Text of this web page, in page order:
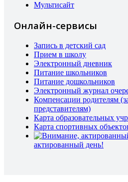
Мультисайт
Онлайн-сервисы
Запись в детский сад
Прием в школу
Электронный дневник
Питание школьников
Питание дошкольников
Электронный журнал
Компенсации родителям
представителям)
Карта образовательных
Карта спортивных
актированный день!